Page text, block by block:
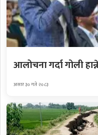
आलोचना गर्दा गोली
असार ३० गते २०८३